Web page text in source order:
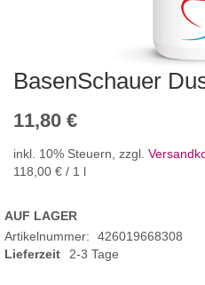
BasenSchauer
11,80 €
inkl. 10% Steuern, zzgl.
118,00 € / 1 l
AUF LAGER
Artikelnummer
426019668308
Lieferzeit
2-3 Tage